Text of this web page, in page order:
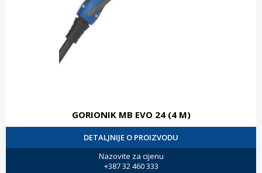
GORIONIK MB EVO 24 (4 M)
DETALJNIJE O PROIZVODU
Nazovite za cijenu
+387 32 460 333